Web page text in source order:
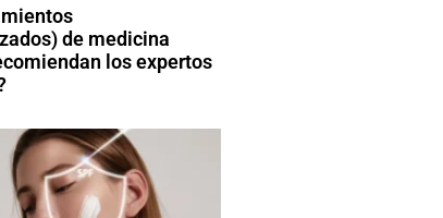
de medicina
los expertos